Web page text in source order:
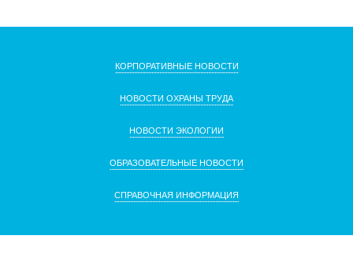
КОРПОРАТИВНЫЕ НОВОСТИ
НОВОСТИ ОХРАНЫ ТРУДА
НОВОСТИ ЭКОЛОГИИ
ОБРАЗОВАТЕЛЬНЫЕ НОВОСТИ
СПРАВОЧНАЯ ИНФОРМАЦИЯ